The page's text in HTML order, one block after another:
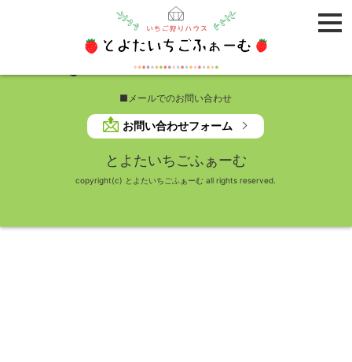
■お電話でのお問い合わせ
050-5212-0907
■メールでのお問い合わせ
お問い合わせフォーム
とよたいちごふぁーむ
copyright(c) とよたいちごふぁーむ all rights reserved.